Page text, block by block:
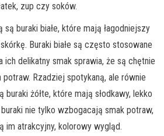
zup czy soków.
są buraki białe, które mają łagodniejszy
Buraki białe są często stosowane
ich delikatny smak sprawia, że są chętnie
Rzadziej spotykaną, ale równie
buraki żółte, które mają słodkawy, lekko
nie tylko wzbogacają smak potraw,
im atrakcyjny, kolorowy wygląd.